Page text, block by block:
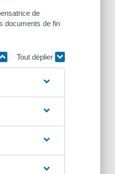
de
documents de fin
Tout déplier